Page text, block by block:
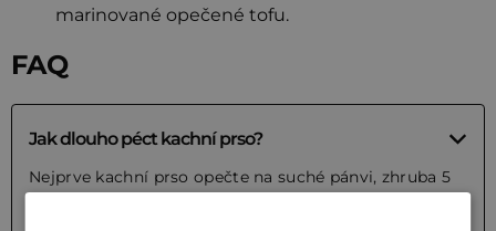
marinované opečené tofu.
FAQ
Jak dlouho péct kachní prso?
Nejprve kachní prso opečte na suché pánvi, zhruba 5